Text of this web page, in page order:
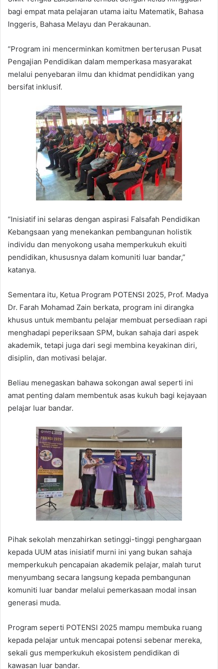
bagi empat mata pelajaran utama iaitu Matematik, Bahasa
Inggeris, Bahasa Melayu dan Perakaunan.
“Program ini mencerminkan komitmen berterusan Pusat
Pengajian Pendidikan dalam memperkasa masyarakat
melalui penyebaran ilmu dan khidmat pendidikan yang
bersifat inklusif.
“Inisiatif ini selaras dengan aspirasi Falsafah Pendidikan
Kebangsaan yang menekankan pembangunan holistik
individu dan menyokong usaha memperkukuh ekuiti
pendidikan, khususnya dalam komuniti luar bandar,”
katanya.
Sementara itu, Ketua Program POTENSI 2025, Prof. Madya
Dr. Farah Mohamad Zain berkata, program ini dirangka
khusus untuk membantu pelajar membuat persediaan rapi
menghadapi peperiksaan SPM, bukan sahaja dari aspek
akademik, tetapi juga dari segi membina keyakinan diri,
disiplin, dan motivasi belajar.
Beliau menegaskan bahawa sokongan awal seperti ini
amat penting dalam membentuk asas kukuh bagi kejayaan
pelajar luar bandar.
Pihak sekolah menzahirkan setinggi-tinggi penghargaan
kepada UUM atas inisiatif murni ini yang bukan sahaja
memperkukuh pencapaian akademik pelajar, malah turut
menyumbang secara langsung kepada pembangunan
komuniti luar bandar melalui pemerkasaan modal insan
generasi muda.
Program seperti POTENSI 2025 mampu membuka ruang
kepada pelajar untuk mencapai potensi sebenar mereka,
sekali gus memperkukuh ekosistem pendidikan di
kawasan luar bandar.